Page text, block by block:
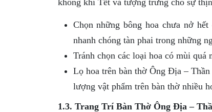
không khí Tết và tượng trưng cho sự
Chọn những bông hoa chưa nở
nhanh chóng tàn phai trong những
Tránh chọn các loại hoa có mùi
Lọ hoa trên bàn thờ Ông Địa –
lượng vật phẩm trên bàn thờ nhiều
1.3. Trang Trí Bàn Thờ Ông Địa –